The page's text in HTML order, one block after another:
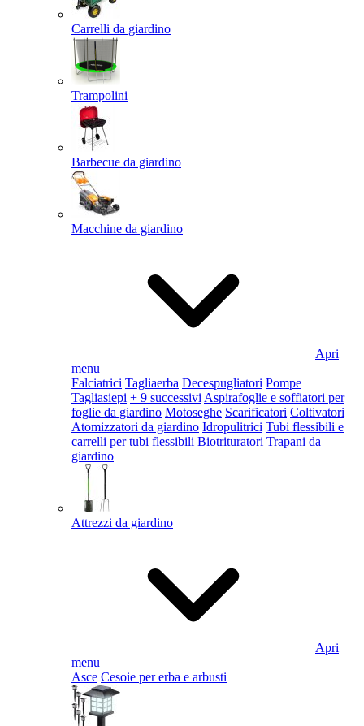
Carrelli da giardino
Trampolini
Barbecue da giardino
Macchine da giardino
Apri
menu
Falciatrici Tagliaerba Decespugliatori Pompe
Tagliasiepi + 9 successivi Aspirafoglie e soffiatori per
foglie da giardino Motoseghe Scarificatori Coltivatori
Atomizzatori da giardino Idropulitrici Tubi flessibili e
carrelli per tubi flessibili Biotrituratori Trapani da
giardino
Attrezzi da giardino
Apri
menu
Asce Cesoie per erba e arbusti